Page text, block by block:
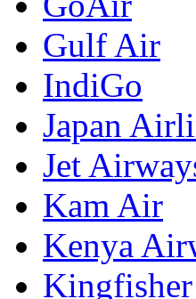
Gulf Air
IndiGo
Japan
Jet
Kam Air
Kenya